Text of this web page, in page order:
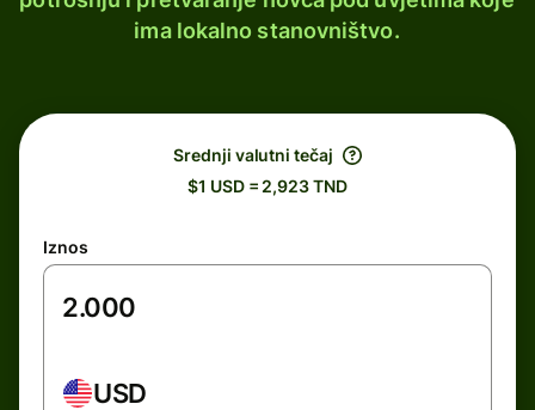
ima lokalno stanovništvo.
Srednji valutni tečaj
$1 USD = 2,923 TND
Iznos
USD